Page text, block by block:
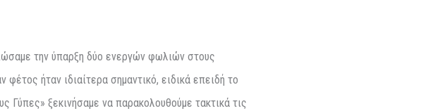
την ύπαρξη δύο ενεργών φωλιών στους
ήταν ιδιαίτερα σημαντικό, ειδικά επειδή το
ξεκινήσαμε να παρακολουθούμε τακτικά τις